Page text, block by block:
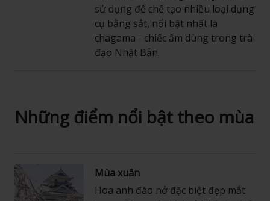
sử dụng để chế tạo nhiều loại dụng
cụ bằng sắt, nổi bật nhất là
chagama - chiếc ấm dùng trong trà
đạo Nhật Bản.
Những điểm nổi bật theo mùa
Mùa xuân
Hoa anh đào nở đặc biệt đẹp mắt